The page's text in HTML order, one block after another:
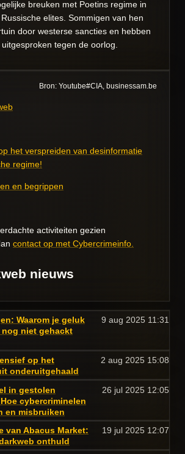
breuken met Poetins regime in
elites. Sommigen van hen
door westerse sancties en hebben
tegen de oorlog.
Bron: Youtube#CIA, businessam.be
het verspreiden van desinformatie
regime!
en begrippen
activiteiten gezien
contact op met Cybercrimeinfo.
nieuws
Waarom je geluk
niet gehackt
9 aug 2025 11:31
op het
onderuitgehaald
2 aug 2025 15:08
in gestolen
cybercriminelen
en misbruiken
26 jul 2025 12:05
van Abacus Market:
onthuld
19 jul 2025 12:07